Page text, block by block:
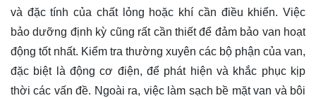
và đặc tính của chất lỏng hoặc khí cần điều khiển. Việc
bảo dưỡng định kỳ cũng rất cần thiết để đảm bảo van hoạt
động tốt nhất. Kiểm tra thường xuyên các bộ phận của van,
đặc biệt là động cơ điện, để phát hiện và khắc phục kịp
thời các vấn đề. Ngoài ra, việc làm sạch bề mặt van và bôi